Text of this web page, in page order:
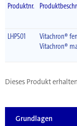
Produktnr.
LHP501
Vitachron®
Vitachron®
Dieses Produkt
Grundlagen